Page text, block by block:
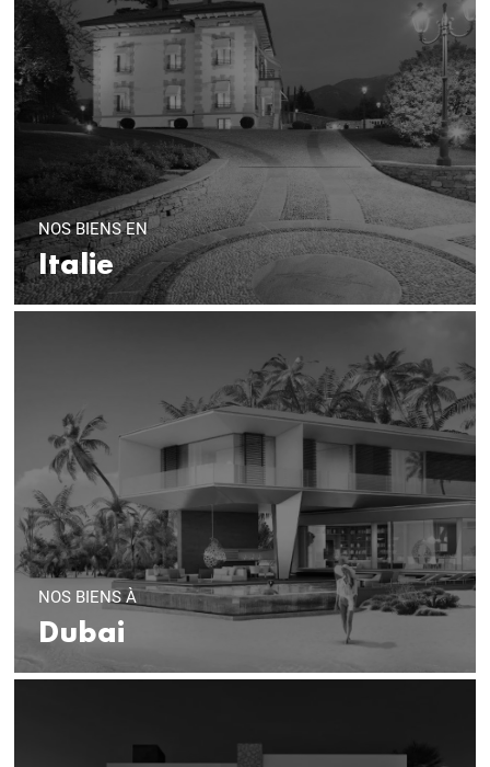
NOS BIENS EN
Italie
NOS BIENS À
Dubai